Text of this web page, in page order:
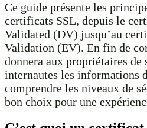
Ce guide présente les
certificats SSL, depuis le
Validated (DV) jusqu’au
Validation (EV). En fin de
donnera aux propriétaires de
internautes les informations
comprendre les niveaux de
bon choix pour une